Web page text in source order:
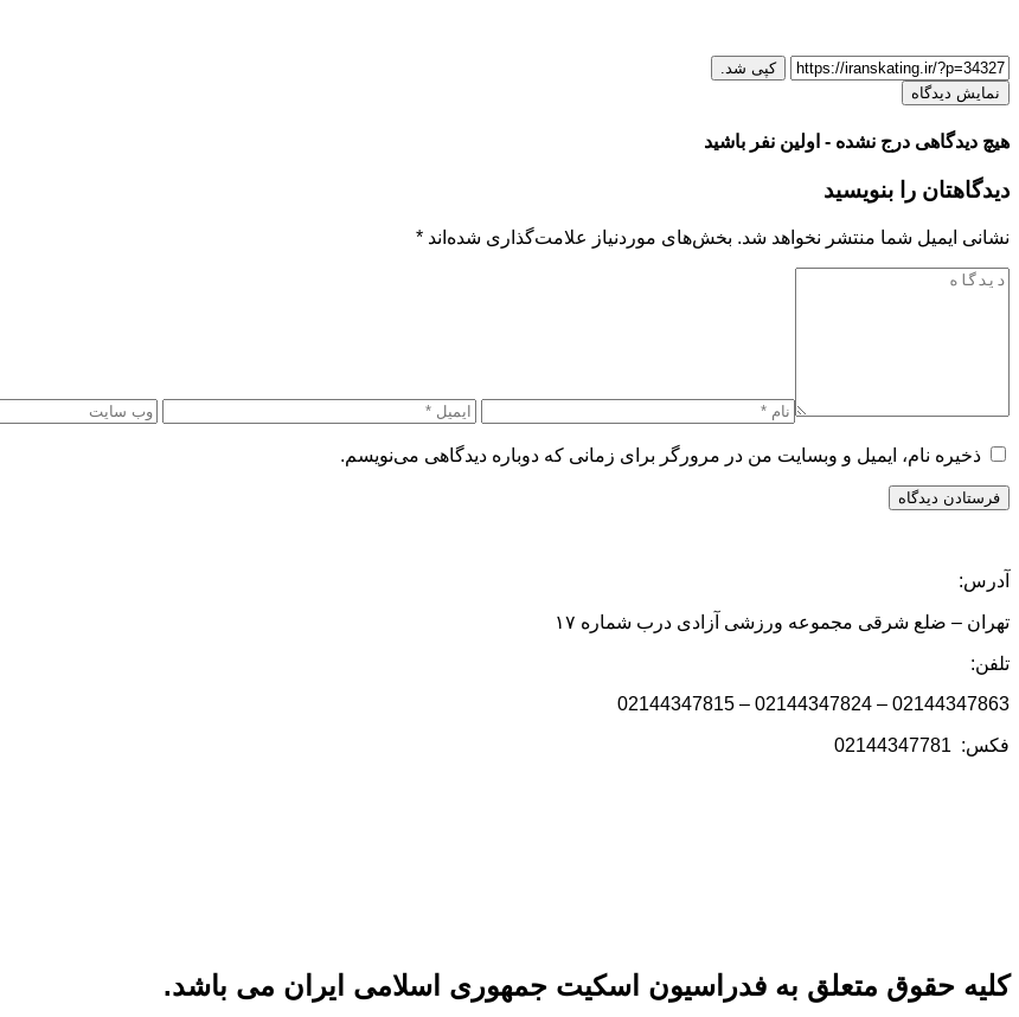
کپی شد.
نمایش دیدگاه
هیچ دیدگاهی درج نشده - اولین نفر باشید
دیدگاهتان را بنویسید
نشانی ایمیل شما منتشر نخواهد شد. بخش‌های موردنیاز علامت‌گذاری شده‌اند *
ذخیره نام، ایمیل و وبسایت من در مرورگر برای زمانی که دوباره دیدگاهی می‌نویسم.
آدرس:
تهران – ضلع شرقی مجموعه ورزشی آزادی درب شماره ۱۷
تلفن:
02144347863 – 02144347824 – 02144347815
فکس: 02144347781
کلیه حقوق متعلق به فدراسیون اسکیت جمهوری اسلامی ایران می باشد.